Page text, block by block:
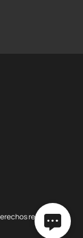
reservados.